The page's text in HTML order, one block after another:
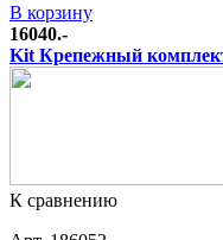
В корзину
16040.-
Kit Крепежный
К сравнению